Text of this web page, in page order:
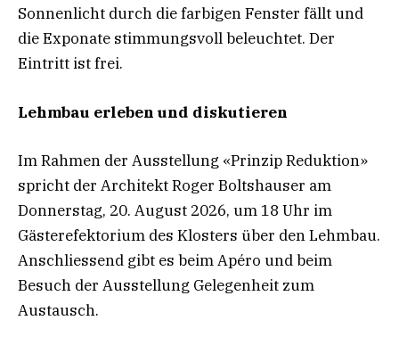
Sonnenlicht durch die farbigen Fenster fällt und
die Exponate stimmungsvoll beleuchtet. Der
Eintritt ist frei.
Lehmbau erleben und diskutieren
Im Rahmen der Ausstellung «Prinzip Reduktion»
spricht der Architekt Roger Boltshauser am
Donnerstag, 20. August 2026, um 18 Uhr im
Gästerefektorium des Klosters über den Lehmbau.
Anschliessend gibt es beim Apéro und beim
Besuch der Ausstellung Gelegenheit zum
Austausch.